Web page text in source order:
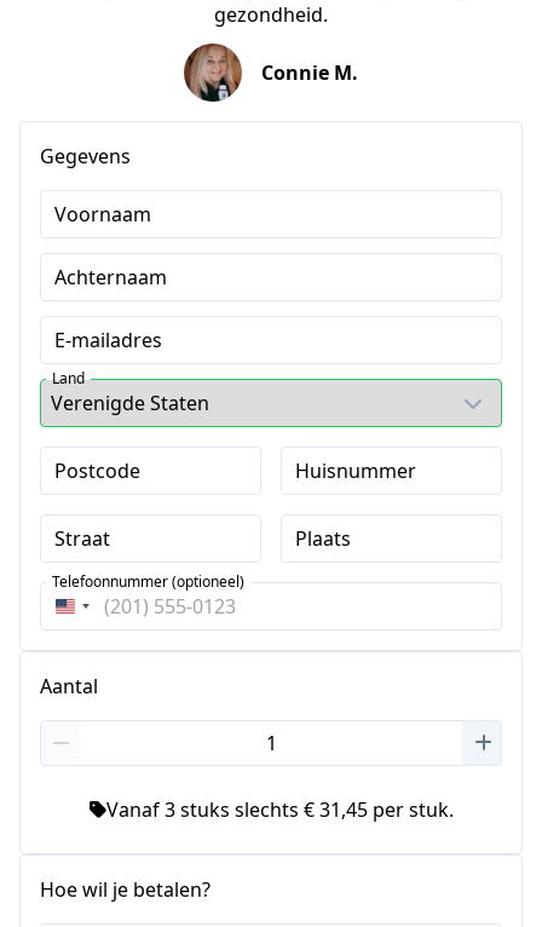
gezondheid.
Connie M.
Gegevens
Voornaam
Achternaam
E-mailadres
Land
Postcode Huisnummer
Straat Plaats
Verenigde
Telefoonnummer (optioneel)
Aantal
Vanaf 3 stuks slechts € 31,45 per stuk.
Hoe wil je betalen?